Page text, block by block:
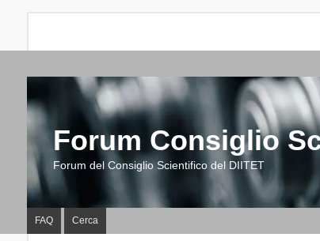
Forum Consiglio
Forum del Consiglio Scientifico del DIITET
FAQ Cerca